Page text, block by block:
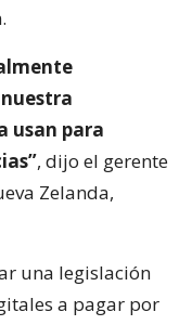
usan para
, dijo el gerente
Zelanda,
una legislación
a pagar por